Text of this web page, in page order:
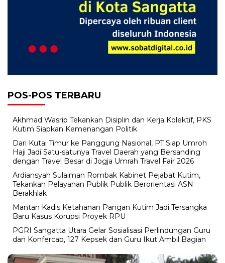
POS-POS TERBARU
Akhmad Wasrip Tekankan Disiplin dan Kerja Kolektif, PKS
Kutim Siapkan Kemenangan Politik
Dari Kutai Timur ke Panggung Nasional, PT Siap Umroh
Haji Jadi Satu-satunya Travel Daerah yang Bersanding
dengan Travel Besar di Jogja Umrah Travel Fair 2026
Ardiansyah Sulaiman Rombak Kabinet Pejabat Kutim,
Tekankan Pelayanan Publik Publik Berorientasi ASN
Berakhlak
Mantan Kadis Ketahanan Pangan Kutim Jadi Tersangka
Baru Kasus Korupsi Proyek RPU
PGRI Sangatta Utara Gelar Sosialisasi Perlindungan Guru
dan Konfercab, 127 Kepsek dan Guru Ikut Ambil Bagian